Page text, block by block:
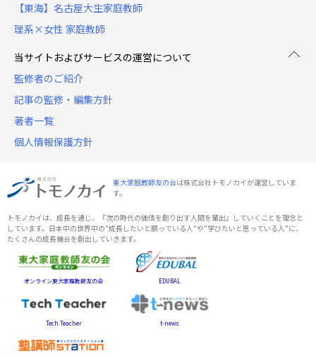
【東海】名古屋大生家庭教師
理系×女性 家庭教師
当サイトおよびサービスの運営について
監修者のご紹介
記事の監修・編集方針
著者一覧
個人情報保護方針
東大家庭教師友の会は株式会社トモノカイが運営していま
す。
トモノカイは、成長を通じ、『次の時代の価値を創り出す人間を輩出』していくことを理念と
しています。日本中の世界中の"成長したいと願っている人"や"学びたいと思っている人"に、
たくさんの成長機会を創出していきます。
オンライン東大家庭教師友の会 EDUBAL
Tech Teacher t-news